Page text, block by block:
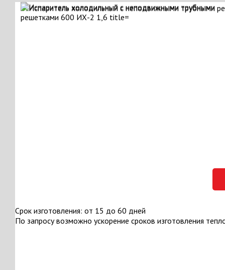
Срок изготовления: от 15 до 60 дней
По запросу возможно ускорение сроков изготовления